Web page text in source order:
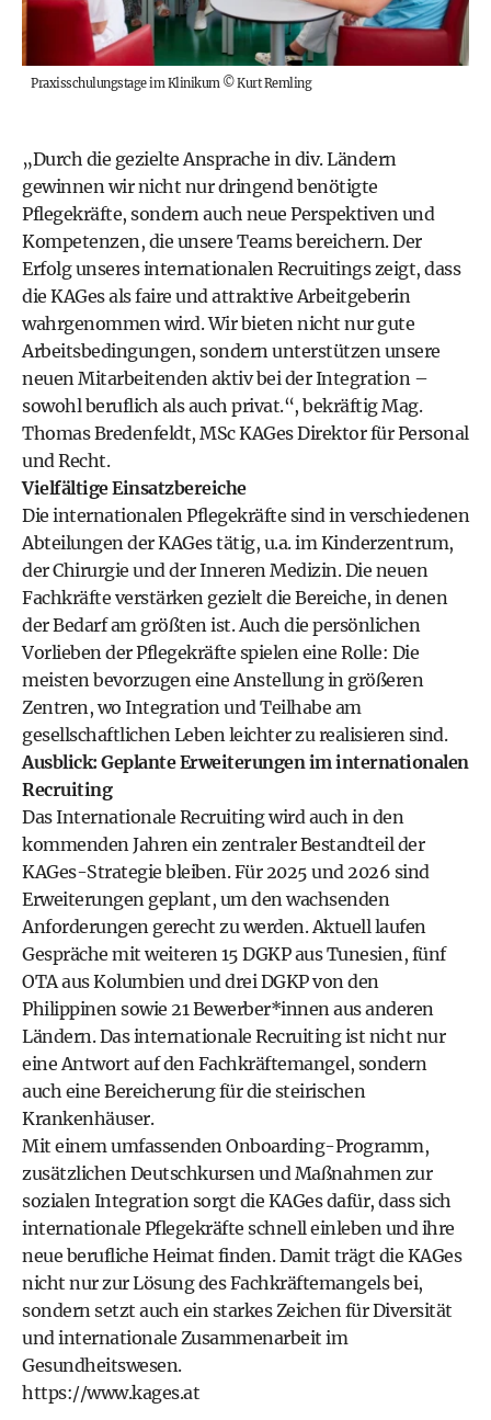
Praxisschulungstage im Klinikum ©Kurt Remling
„Durch die gezielte Ansprache in div. Ländern
gewinnen wir nicht nur dringend benötigte
Pflegekräfte, sondern auch neue Perspektiven und
Kompetenzen, die unsere Teams bereichern. Der
Erfolg unseres internationalen Recruitings zeigt, dass
die KAGes als faire und attraktive Arbeitgeberin
wahrgenommen wird. Wir bieten nicht nur gute
Arbeitsbedingungen, sondern unterstützen unsere
neuen Mitarbeitenden aktiv bei der Integration –
sowohl beruflich als auch privat.“, bekräftig Mag.
Thomas Bredenfeldt, MSc KAGes Direktor für Personal
und Recht.
Vielfältige Einsatzbereiche
Die internationalen Pflegekräfte sind in verschiedenen
Abteilungen der KAGes tätig, u.a. im Kinderzentrum,
der Chirurgie und der Inneren Medizin. Die neuen
Fachkräfte verstärken gezielt die Bereiche, in denen
der Bedarf am größten ist. Auch die persönlichen
Vorlieben der Pflegekräfte spielen eine Rolle: Die
meisten bevorzugen eine Anstellung in größeren
Zentren, wo Integration und Teilhabe am
gesellschaftlichen Leben leichter zu realisieren sind.
Ausblick: Geplante Erweiterungen im internationalen
Recruiting
Das Internationale Recruiting wird auch in den
kommenden Jahren ein zentraler Bestandteil der
KAGes-Strategie bleiben. Für 2025 und 2026 sind
Erweiterungen geplant, um den wachsenden
Anforderungen gerecht zu werden. Aktuell laufen
Gespräche mit weiteren 15 DGKP aus Tunesien, fünf
OTA aus Kolumbien und drei DGKP von den
Philippinen sowie 21 Bewerber*innen aus anderen
Ländern. Das internationale Recruiting ist nicht nur
eine Antwort auf den Fachkräftemangel, sondern
auch eine Bereicherung für die steirischen
Krankenhäuser.
Mit einem umfassenden Onboarding-Programm,
zusätzlichen Deutschkursen und Maßnahmen zur
sozialen Integration sorgt die KAGes dafür, dass sich
internationale Pflegekräfte schnell einleben und ihre
neue berufliche Heimat finden. Damit trägt die KAGes
nicht nur zur Lösung des Fachkräftemangels bei,
sondern setzt auch ein starkes Zeichen für Diversität
und internationale Zusammenarbeit im
Gesundheitswesen.
https://www.kages.at